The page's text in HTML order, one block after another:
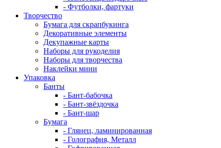
- Футболки, фартуки
Творчество
Бумага для скрапбукинга
Декоративные элементы
Декупажные карты
Наборы для рукоделия
Наборы для творчества
Наклейки мини
Упаковка
Банты
- Бант-бабочка
- Бант-звёздочка
- Бант-шар
Бумага
- Глянец, ламинированная
- Голография, Металл